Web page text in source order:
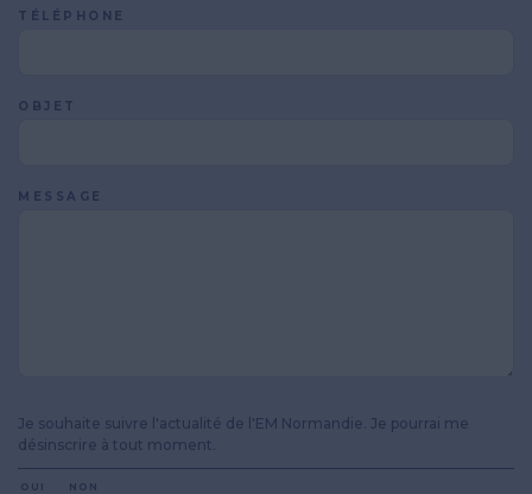
TÉLÉPHONE
OBJET
MESSAGE
Je souhaite suivre l'actualité de l'EM Normandie. Je pourrai me
désinscrire à tout moment.
OUI NON